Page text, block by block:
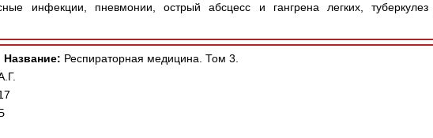
инфекции, пневмонии, острый абсцесс и гангрена легких, туберкулез
Название: Респираторная медицина. Том 3.